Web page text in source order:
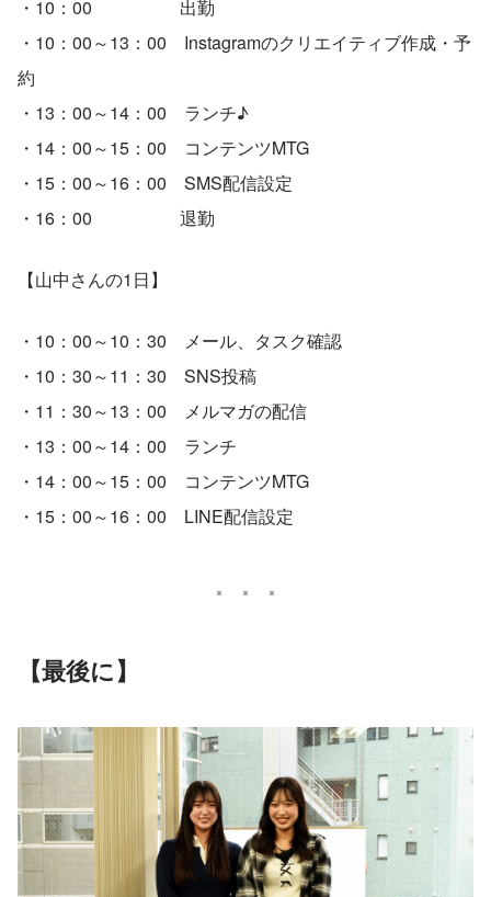
・10：00　　　　　出勤
・10：00～13：00　Instagramのクリエイティブ作成・予
約
・13：00～14：00　ランチ♪
・14：00～15：00　コンテンツMTG
・15：00～16：00　SMS配信設定
・16：00　　　　　退勤
【山中さんの1日】
・10：00～10：30　メール、タスク確認
・10：30～11：30　SNS投稿
・11：30～13：00　メルマガの配信
・13：00～14：00　ランチ
・14：00～15：00　コンテンツMTG
・15：00～16：00　LINE配信設定
【最後に】